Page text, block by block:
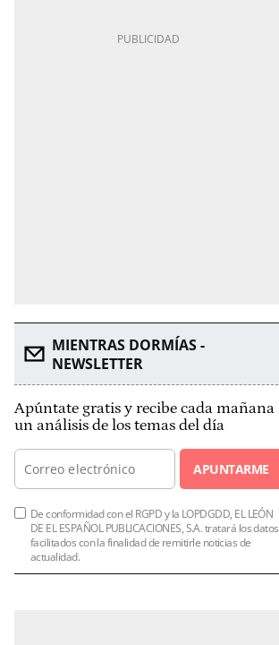
MIENTRAS DORMÍAS -
NEWSLETTER
Apúntate gratis y recibe cada mañana
un análisis de los temas del día
APUNTARME
De conformidad con el RGPD y la LOPDGDD, EL LEÓN
DE EL ESPAÑOL PUBLICACIONES, S.A. tratará los datos
facilitados con la finalidad de remitirle noticias de
actualidad.